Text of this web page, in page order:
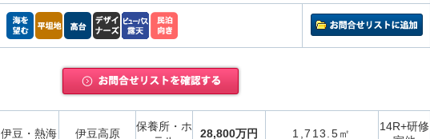
伊豆・熱海 伊豆高原
保養所・ホ
28,800万円 1,713.5㎡
14R+研修